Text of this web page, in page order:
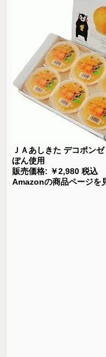
ＪＡあしきた デコポン
ぽん使用
販売価格: ￥2,980 税込
Amazonの商品ページを